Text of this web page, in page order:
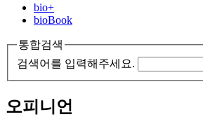
bio+
bioBook
통합검색
검색어를 입력해주세요.
오피니언